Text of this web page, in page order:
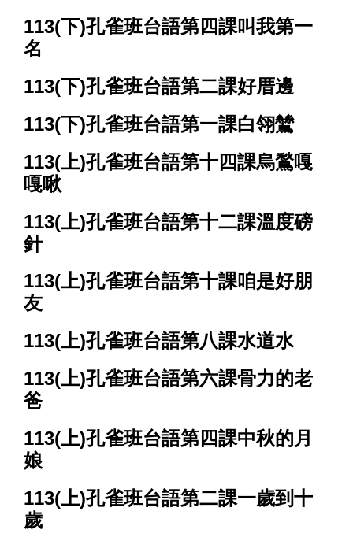
113(下)孔雀班台語第四課叫我第一
名
113(下)孔雀班台語第二課好厝邊
113(下)孔雀班台語第一課白翎鷥
113(上)孔雀班台語第十四課烏鶖嘎
嘎啾
113(上)孔雀班台語第十二課溫度磅
針
113(上)孔雀班台語第十課咱是好朋
友
113(上)孔雀班台語第八課水道水
113(上)孔雀班台語第六課骨力的老
爸
113(上)孔雀班台語第四課中秋的月
娘
113(上)孔雀班台語第二課一歲到十
歲